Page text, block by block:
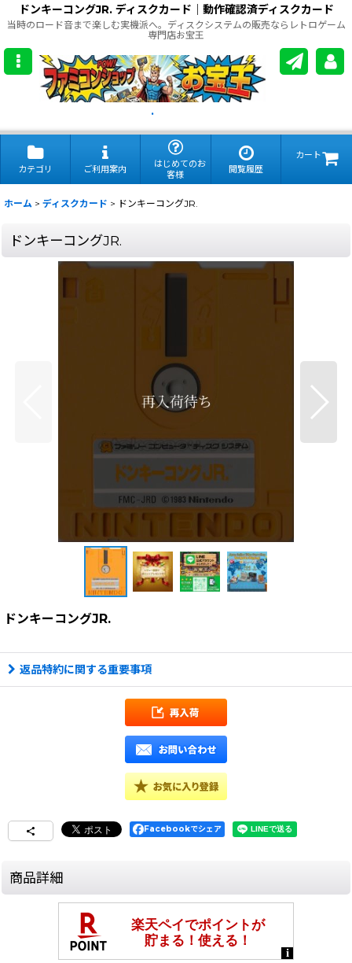
ドンキーコングJR. ディスクカード｜動作確認済ディスクカード
当時のロード音まで楽しむ実機派へ。ディスクシステムの販売ならレトロゲーム
専門店お宝王
.
カテゴリ ご利用案内
はじめてのお
客様
閲覧履歴
カート
ホーム > ディスクカード > ドンキーコングJR.
ドンキーコングJR.
ドンキーコングJR.
返品特約に関する重要事項
Facebookでシェア
商品詳細